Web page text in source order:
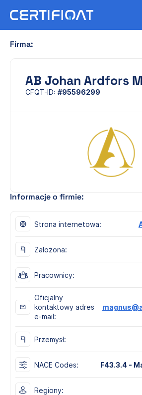
Firma:
AB Johan Ardfors
CFQT-ID: #95596299
Informacje o firmie:
Strona internetowa:
Założona:
Pracownicy:
Oficjalny
kontaktowy adres
e-mail:
Przemysł:
NACE Codes: F43.3.4 -
Regiony: